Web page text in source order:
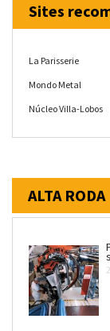
Sites
La Parisserie
Mondo Metal
Núcleo Villa-Lobos
ALTA RODA